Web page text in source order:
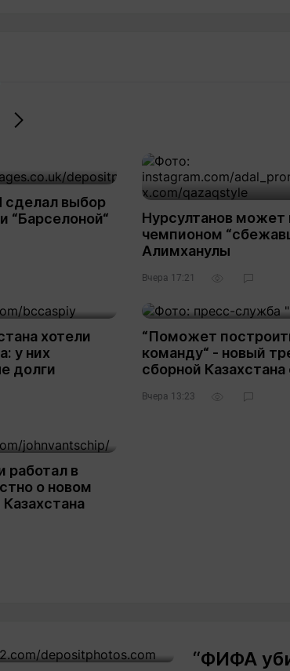
сделал выбор
“Барселоной“
Нурсултанов может
чемпионом
Алимханулы
Вчера 17:21
хотели
у них
долги
“Поможет
команду“ - новый
сборной Казахстана
Вчера 13:23
работал в
о новом
“ФИФА